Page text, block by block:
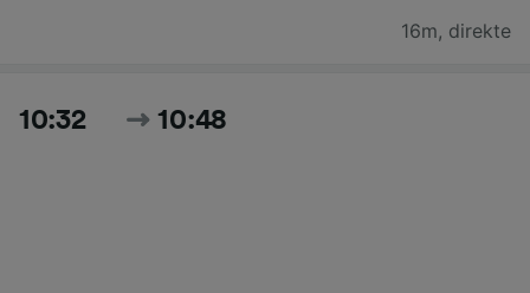
16m, direkte
10:32 10:48